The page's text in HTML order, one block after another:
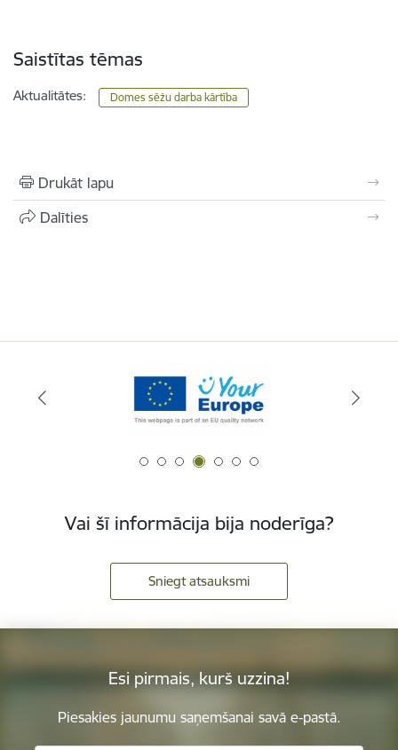
Saistītas tēmas
Aktualitātes: Domes sēžu darba kārtība
Drukāt lapu
Dalīties
Vai šī informācija bija noderīga?
Sniegt atsauksmi
Esi pirmais, kurš uzzina!
Piesakies jaunumu saņemšanai savā e-pastā.